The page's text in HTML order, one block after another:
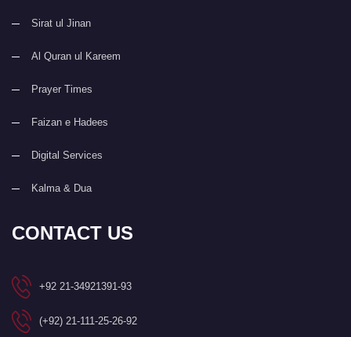
Sirat ul Jinan
Al Quran ul Kareem
Prayer Times
Faizan e Hadees
Digital Services
Kalma & Dua
CONTACT US
+92 21-34921391-93
(+92) 21-111-25-26-92